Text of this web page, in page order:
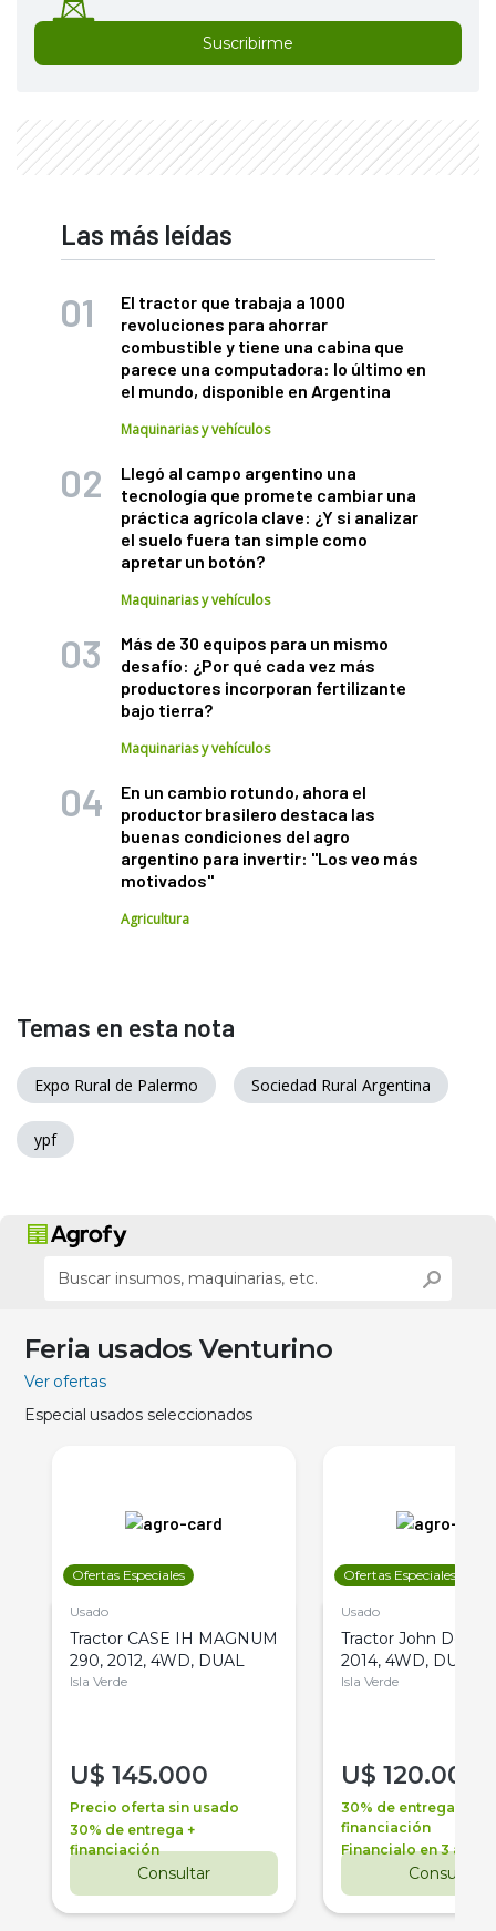
Suscribirme
Las más leídas
El tractor que trabaja a 1000
revoluciones para ahorrar
combustible y tiene una cabina que
parece una computadora: lo último en
el mundo, disponible en Argentina
Maquinarias y vehículos
Llegó al campo argentino una
tecnología que promete cambiar una
práctica agrícola clave: ¿Y si analizar
el suelo fuera tan simple como
apretar un botón?
Maquinarias y vehículos
Más de 30 equipos para un mismo
desafío: ¿Por qué cada vez más
productores incorporan fertilizante
bajo tierra?
Maquinarias y vehículos
En un cambio rotundo, ahora el
productor brasilero destaca las
buenas condiciones del agro
argentino para invertir: "Los veo más
motivados"
Agricultura
Temas en esta nota
Expo Rural de Palermo Sociedad Rural Argentina
ypf
Feria usados Venturino
Ver ofertas
Especial usados seleccionados
Ofertas Especiales
Usado
Tractor CASE IH MAGNUM
290, 2012, 4WD, DUAL
Isla Verde
U$ 145.000
Precio oferta sin usado
30% de entrega +
financiación
Consultar
Ofertas Especiales
Usado
Tractor John Deere
2014, 4WD, DUAL
Isla Verde
U$ 120.000
30% de entrega +
financiación
Financialo en 3 años
Consultar